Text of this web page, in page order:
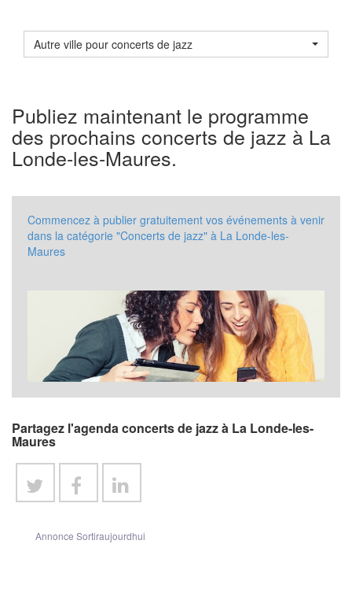
Autre ville pour concerts de jazz
Publiez maintenant le programme
des prochains concerts de jazz à La
Londe-les-Maures.
Commencez à publier gratuitement vos événements à venir
dans la catégorie "Concerts de jazz" à La Londe-les-
Maures
Partagez l'agenda concerts de jazz à La Londe-les-
Maures
Annonce Sortiraujourdhui